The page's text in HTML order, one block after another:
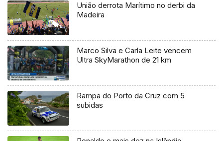
União derrota Marítimo no derbi da
Madeira
Marco Silva e Carla Leite vencem
Ultra SkyMarathon de 21 km
Rampa do Porto da Cruz com 5
subidas